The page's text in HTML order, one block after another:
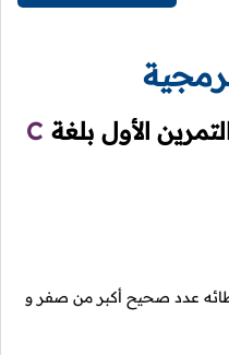
الأول بلغة C
عدد صحيح أكبر من صفر و